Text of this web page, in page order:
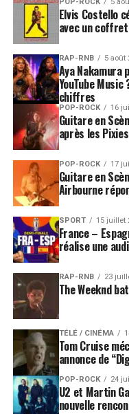
Elvis Costello
avec un
RAP-RNB 5 août
Aya Nakamura
YouTube
chiffres
POP-ROCK 16
Guitare en
après les
POP-ROCK 17
Guitare en
Airbourne
SPORT 15 juillet
France –
réalise une
RAP-RNB 23
The Weeknd
TÉLÉ / CINÉMA
Tom Cruise
annonce de
POP-ROCK 24
U2 et Martin
nouvelle